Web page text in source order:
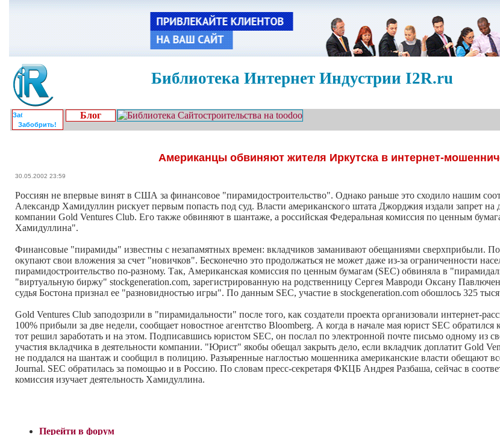
Библиотека Интернет Индустрии I2R.ru
Забобрить!
Блог
Американцы обвиняют жителя Иркутска в интернет-
30.05.2002 23:59
Россиян не впервые винят в США за финансовое "пирамидостроительство". Однако раньше это сходило нашим
Александр Хамидуллин рискует первым попасть под суд. Власти американского штата Джорджия издали запрет на
компании Gold Ventures Club. Его также обвиняют в шантаже, а российская Федеральная комиссия по ценным
Хамидуллина".
Финансовые "пирамиды" известны с незапамятных времен: вкладчиков заманивают обещаниями сверхприбыли.
окупают свои вложения за счет "новичков". Бесконечно это продолжаться не может даже из-за ограниченности
пирамидостроительство по-разному. Так, Американская комиссия по ценным бумагам (SEC) обвиняла в
"виртуальную биржу" stockgeneration.com, зарегистрированную на родственницу Сергея Мавроди Оксану
судья Бостона признал ее "разновидностью игры". По данным SEC, участие в stockgeneration.com обошлось 325
Gold Ventures Club заподозрили в "пирамидальности" после того, как создатели проекта организовали интернет-
100% прибыли за две недели, сообщает новостное агентство Bloomberg. А когда в начале мая юрист SEC
тот решил заработать и на этом. Подписавшись юристом SEC, он послал по электронной почте письмо одному из
участия вкладчика в деятельности компании. "Юрист" якобы обещал закрыть дело, если вкладчик доплатит Gold
не поддался на шантаж и сообщил в полицию. Разъяренные наглостью мошенника американские власти обещают
Journal. SEC обратилась за помощью и в Россию. По словам пресс-секретаря ФКЦБ Андрея Разбаша, сейчас в
комиссия изучает деятельность Хамидуллина.
Перейти в форум